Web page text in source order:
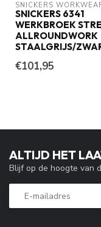
SNICKERS
SNICKERS 6341
WERKBROEK
ALLROUNDWORK
STAALGRIJS/
€101,95
ALTIJD HET
Blijf op de hoogte van